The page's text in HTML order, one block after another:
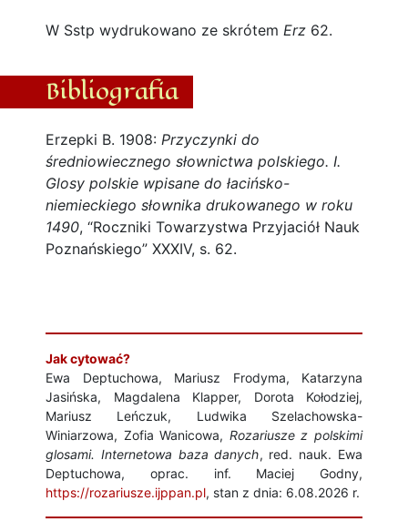
W Sstp wydrukowano ze skrótem Erz 62.
Bibliografia
Erzepki B. 1908: Przyczynki do
średniowiecznego słownictwa polskiego. I.
Glosy polskie wpisane do łacińsko-
niemieckiego słownika drukowanego w roku
1490, “Roczniki Towarzystwa Przyjaciół Nauk
Poznańskiego” XXXIV, s. 62.
Jak cytować?
Ewa Deptuchowa, Mariusz Frodyma, Katarzyna
Jasińska, Magdalena Klapper, Dorota Kołodziej,
Mariusz Leńczuk, Ludwika Szelachowska-
Winiarzowa, Zofia Wanicowa, Rozariusze z polskimi
glosami. Internetowa baza danych, red. nauk. Ewa
Deptuchowa, oprac. inf. Maciej Godny,
https://rozariusze.ijppan.pl, stan z dnia: 6.08.2026 r.